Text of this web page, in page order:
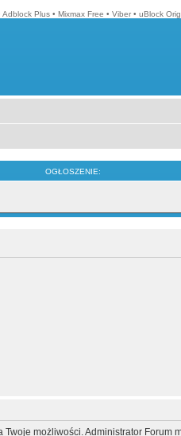
Adblock Plus • Mixmax Free • Viber • uBlock
OGŁOSZENIE:
możliwości. Administrator